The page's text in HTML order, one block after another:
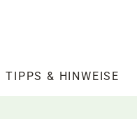
TIPPS & HINWEISE